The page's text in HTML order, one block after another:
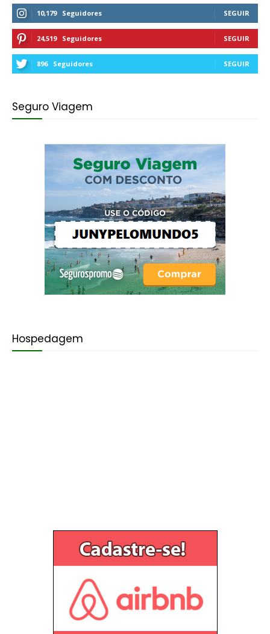
10,179 Seguidores SEGUIR
24,519 Seguidores SEGUIR
896 Seguidores SEGUIR
Seguro Viagem
Hospedagem